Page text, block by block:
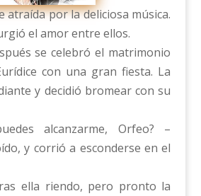
atraída por la deliciosa música.
el amor entre ellos.
se celebró el matrimonio
con una gran fiesta. La
y decidió bromear con su
alcanzarme, Orfeo? –
y corrió a esconderse en el
ella riendo, pero pronto la